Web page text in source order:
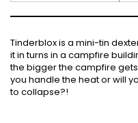
Tinderblox is a mini-tin
it in turns in a campfire
the bigger the campfire
you handle the heat or will
to collapse?!